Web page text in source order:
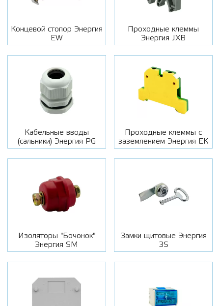
Концевой стопор Энергия
EW
Проходные клеммы
Энергия JXB
Кабельные вводы
(сальники) Энергия PG
Проходные клеммы с
заземлением Энергия ЕК
Изоляторы "Бочонок"
Энергия SM
Замки щитовые Энергия
3S